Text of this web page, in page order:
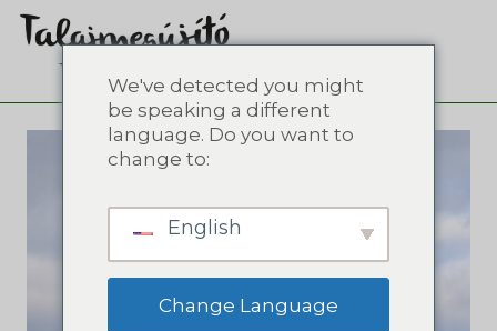
We've detected you might
be speaking a different
language. Do you want to
change to:
English
Change Language